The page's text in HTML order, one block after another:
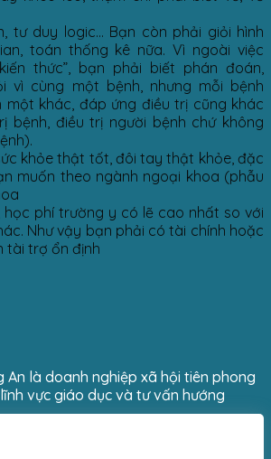
tư duy logic… Bạn còn phải giỏi hình
toán thống kê nữa. Vì ngoài việc
thức”, bạn phải biết phán đoán,
vì cùng một bệnh, nhưng mỗi bệnh
một khác, đáp ứng điều trị cũng khác
bệnh, điều trị người bệnh chứ không
khỏe thật tốt, đôi tay thật khỏe, đặc
muốn theo ngành ngoại khoa (phẫu
học phí trường y có lẽ cao nhất so với
Như vậy bạn phải có tài chính hoặc
tài trợ ổn định
An là doanh nghiệp xã hội tiên phong
vực giáo dục và tư vấn hướng